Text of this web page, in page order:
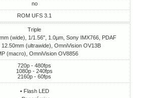
no
ROM UFS 3.1
Triple
(wide), 1/1.56", 1.0µm, Sony IMX766, PDAF
12.50mm (ultrawide), OmniVision OV13B
(macro), OmniVision OV8856
720p - 480fps
1080p - 240fps
2160p - 60fps
• Flash LED